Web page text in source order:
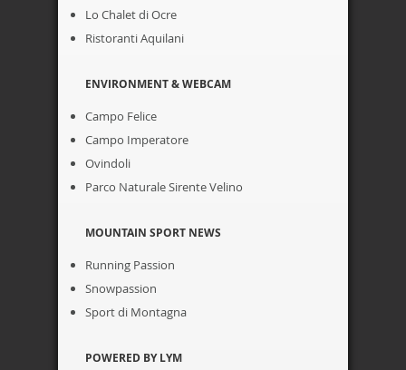
Lo Chalet di Ocre
Ristoranti Aquilani
ENVIRONMENT & WEBCAM
Campo Felice
Campo Imperatore
Ovindoli
Parco Naturale Sirente Velino
MOUNTAIN SPORT NEWS
Running Passion
Snowpassion
Sport di Montagna
POWERED BY LYM